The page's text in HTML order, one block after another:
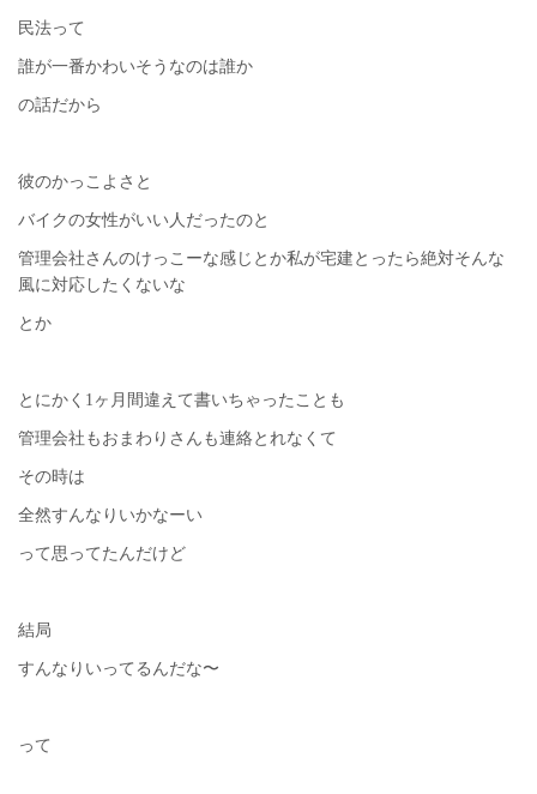
民法って
誰が一番かわいそうなのは誰か
の話だから
彼のかっこよさと
バイクの女性がいい人だったのと
管理会社さんのけっこーな感じとか私が宅建とったら絶対そんな
風に対応したくないな
とか
とにかく1ヶ月間違えて書いちゃったことも
管理会社もおまわりさんも連絡とれなくて
その時は
全然すんなりいかなーい
って思ってたんだけど
結局
すんなりいってるんだな〜
って